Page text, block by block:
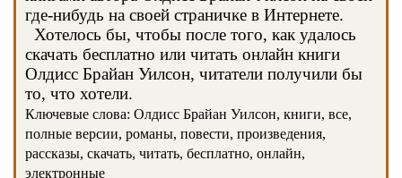
где-нибудь на своей страничке в Интернете.
Хотелось бы, чтобы после того, как удалось
скачать бесплатно или читать онлайн книги
Олдисс Брайан Уилсон, читатели получили бы
то, что хотели.
Ключевые слова: Олдисс Брайан Уилсон, книги, все,
полные версии, романы, повести, произведения,
рассказы, скачать, читать, бесплатно, онлайн,
электронные